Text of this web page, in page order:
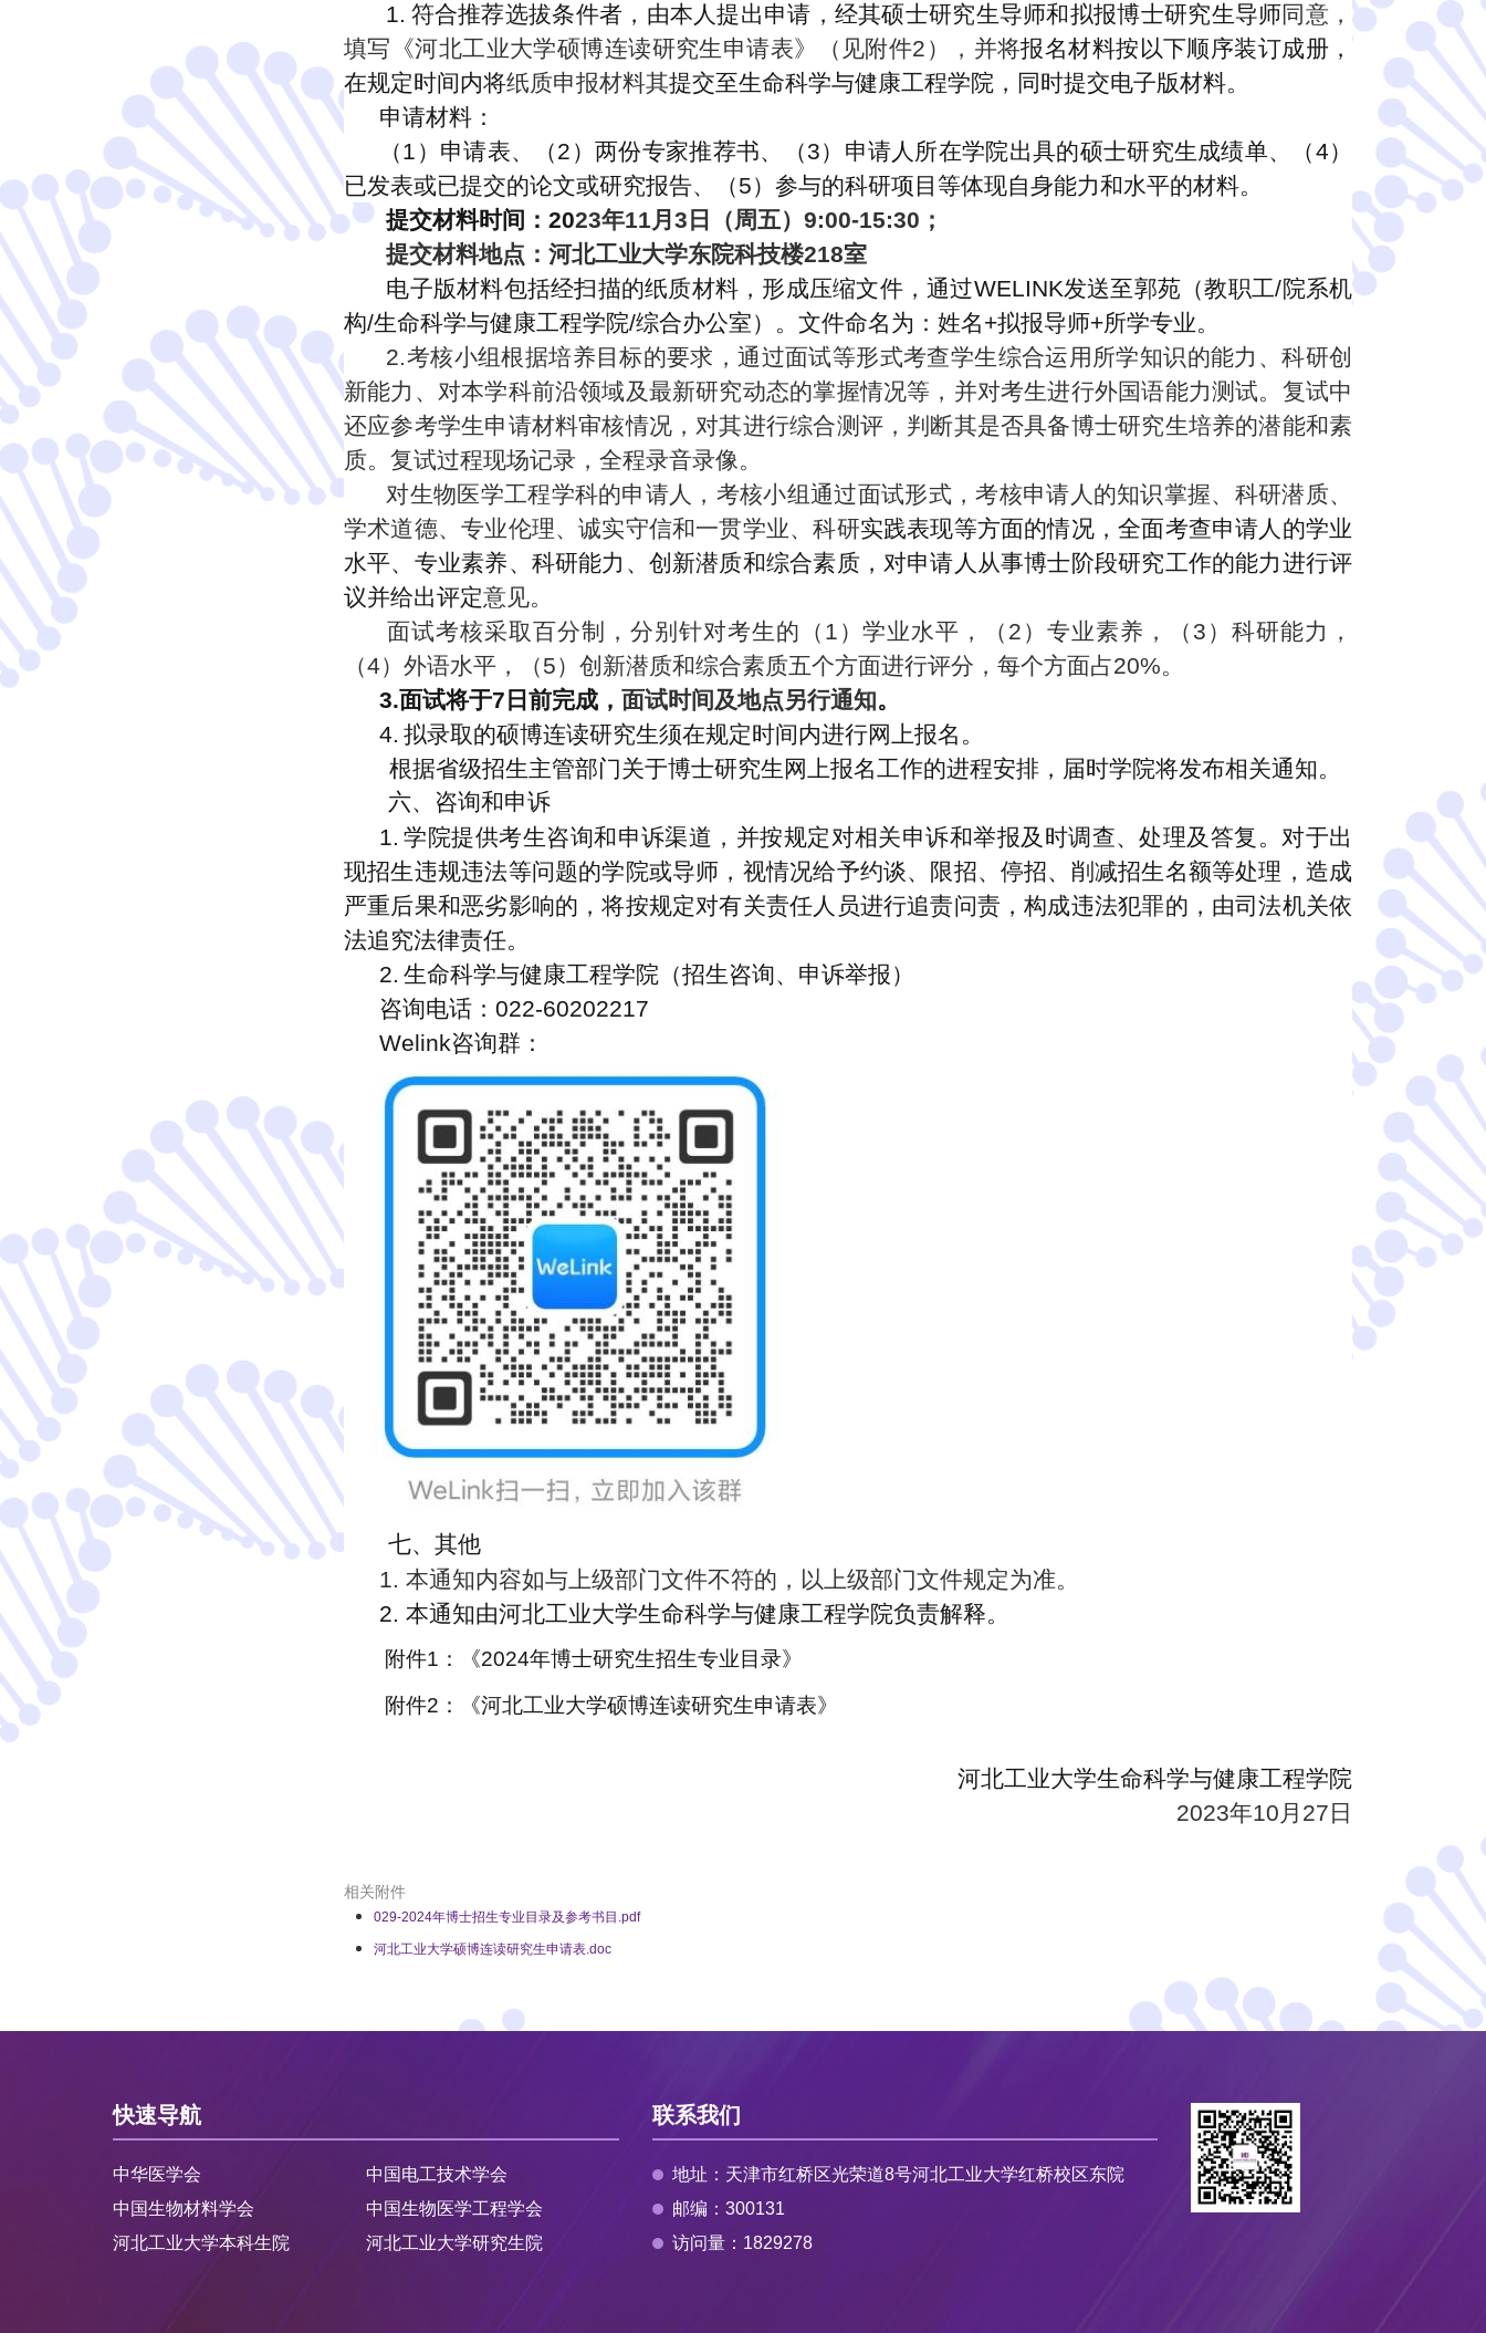
1. 符合推荐选拔条件者，由本人提出申请，经其硕士研究生导师和拟报博士研究生导师同意，
填写《河北工业大学硕博连读研究生申请表》（见附件2 ）， 并将报名材料按以下顺序装订成册 ，
在规定时间内将纸质申报材料其提交至生命科学与健康工程学院 ， 同时提交电子版材料。
申请材料：
（1） 申请表、（2）两份专家推荐书、（3）申请人所在学院出具的硕士研究生成绩单、（4）
已发表或已提交的论文或研究报告、（5）参与的科研项目等体现自身能力和水平的材料。
提交材料时间：2023年11 月 3 日（周五）9:00-15:30；
提交材料地点：河北工业大学东院科技楼218室
电子版材料包括经扫描的纸质材料， 形成压缩文件，通过WELINK发送至郭苑（教职工/院系机
构/生命科学与健康工程学院/综合办公室） 。文件命名为：姓名+拟报导师+所学专业。
2.考核小组根据培养目标的要求，通过面试等形式考查学生综合运用所学知识的能力、科研创
新能力、对本学科前沿领域及最新研究动态的掌握情况等，并对考生进行外国语能力测试。复试中
还应参考学生申请材料审核情况，对其进行综合测评，判断其是否具备博士研究生培养的潜能和素
质。复试过程现场记录，全程录音录像。
对生物医学工程学科的申请人，考核小组通过面试形式，考核申请人的知识掌握、科研潜质、
学术道德、专业伦理、诚实守信和一贯学业、科研实践表现等方面的情况，全面考查申请人的学业
水平、专业素养、科研能力、创新潜质和综合素质，对申请人从事博士阶段研究工作的能力进行评
议并给出评定意见。
面试考核采取百分制，分别针对考生的（1）学业水平，（2）专业素养，（3）科研能力，
（4）外语水平，（5）创新潜质和综合素质五个方面进行评分，每个方面占20%。
3.面试将于7日前完成， 面试时间及地点另行通知。
4. 拟录取的硕博连读研究生须在规定时间内进行网上报名。
根据省级招生主管部门关于博士研究生网上报名工作的进程安排，届时学院将发布相关通知。
六、咨询和申诉
1. 学院提供考生咨询和申诉渠道，并按规定对相关申诉和举报及时调查、处理及答复。对于出
现招生违规违法等问题的学院或导师，视情况给予约谈、限招、停招、削减招生名额等处理，造成
严重后果和恶劣影响的，将按规定对有关责任人员进行追责问责，构成违法犯罪的，由司法机关依
法追究法律责任。
2. 生命科学与健康工程学院（招生咨询、申诉举报）
咨询电话：022-60202217
Welink咨询群 ：
七、其他
1. 本通知内容如与上级部门文件不符的，以上级部门文件规定为准。
2. 本通知由河北工业大学生命科学与健康工程学院负责解释。
附件1：《2024年博士研究生招生专业目录》
附件2：《河北工业大学硕博连读研究生申请表》
河北工业大学生命科学与健康工程学院
2023年10 月 27 日
相关附件
029-2024年博士招生专业目录及参考书目.pdf
河北工业大学硕博连读研究生申请表.doc
快速导航
中华医学会
中国电工技术学会
中国生物材料学会
中国生物医学工程学会
河北工业大学本科生院
河北工业大学研究生院
联系我们
地址：天津市红桥区光荣道8号河北工业大学红桥校区东院
邮编：300131
访问量： 1829278